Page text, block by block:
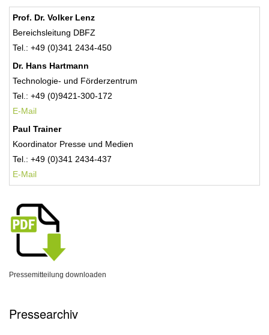
Prof. Dr. Volker Lenz
Bereichsleitung DBFZ
Tel.: +49 (0)341 2434-450
Dr. Hans Hartmann
Technologie- und Förderzentrum
Tel.: +49 (0)9421-300-172
E-Mail
Paul Trainer
Koordinator Presse und Medien
Tel.: +49 (0)341 2434-437
E-Mail
Pressemitteilung downloaden
Pressearchiv